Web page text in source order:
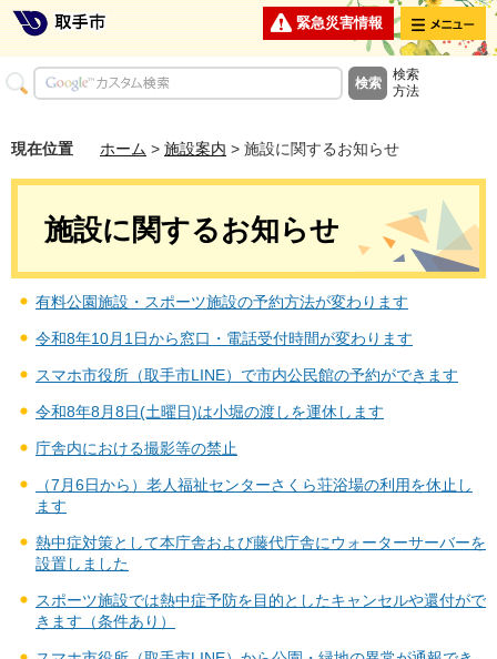
緊急災害情報 メニュー
検索
方法
現在位置 ホーム > 施設案内 > 施設に関するお知らせ
施設に関するお知らせ
有料公園施設・スポーツ施設の予約方法が変わります
令和8年10月1日から窓口・電話受付時間が変わります
スマホ市役所（取手市LINE）で市内公民館の予約ができます
令和8年8月8日(土曜日)は小堀の渡しを運休します
庁舎内における撮影等の禁止
（7月6日から）老人福祉センターさくら荘浴場の利用を休止し
ます
熱中症対策として本庁舎および藤代庁舎にウォーターサーバーを
設置しました
スポーツ施設では熱中症予防を目的としたキャンセルや還付がで
きます（条件あり）